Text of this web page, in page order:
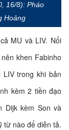
16/8): Pháo
Hoảng
MU và LIV. Nổi
khen Fabinho
trong khi bản
kèm 2 tiền đạo
Dijk kèm Son và
từ nào để diễn tả.